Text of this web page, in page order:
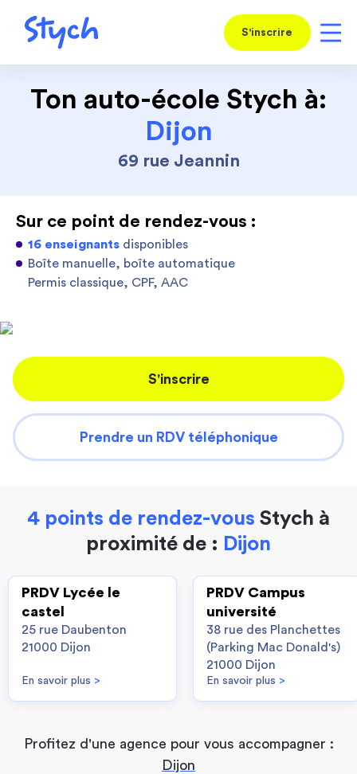
S'inscrire
Ton auto-école Stych à:
Dijon
69 rue Jeannin
Sur ce point de rendez-vous :
16 enseignants disponibles
Boîte manuelle, boîte automatique
Permis classique, CPF, AAC
S'inscrire
Prendre un RDV téléphonique
4 points de rendez-vous Stych à
proximité de : Dijon
PRDV Lycée le
castel
25 rue Daubenton
21000 Dijon
En savoir plus >
PRDV Campus
université
38 rue des Planchettes
(Parking Mac Donald's)
21000 Dijon
En savoir plus >
Profitez d'une agence pour vous accompagner :
Dijon